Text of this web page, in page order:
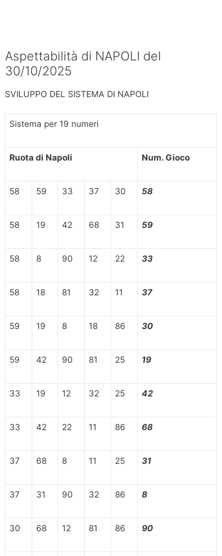
Aspettabilità di NAPOLI del
30/10/2025
SVILUPPO DEL SISTEMA DI NAPOLI
Sistema per 19 numeri
Ruota di Napoli Num. Gioco
58 59 33 37 30 58
58 19 42 68 31 59
58 8 90 12 22 33
58 18 81 32 11 37
59 19 8 18 86 30
59 42 90 81 25 19
33 19 12 32 25 42
33 42 22 11 86 68
37 68 8 11 25 31
37 31 90 32 86 8
30 68 12 81 86 90